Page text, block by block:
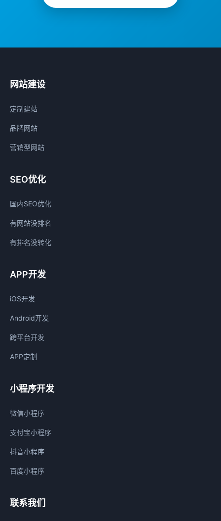
网站建设
定制建站
品牌网站
营销型网站
SEO优化
国内SEO优化
有网站没排名
有排名没转化
APP开发
iOS开发
Android开发
跨平台开发
APP定制
小程序开发
微信小程序
支付宝小程序
抖音小程序
百度小程序
联系我们